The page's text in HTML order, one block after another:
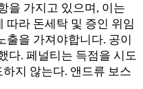
을 가지고 있으며, 이는
따라 돈세탁 및 증인 위임
출을 가져야합니다. 공이
다. 페널티는 득점을 시도
지 않는다. 앤드류 보스